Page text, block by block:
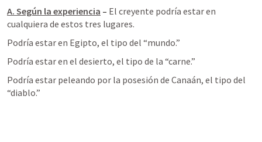
A. Según la experiencia – El creyente podría estar en
cualquiera de estos tres lugares.
Podría estar en Egipto, el tipo del “mundo.”
Podría estar en el desierto, el tipo de la “carne.”
Podría estar peleando por la posesión de Canaán, el tipo del
“diablo.”